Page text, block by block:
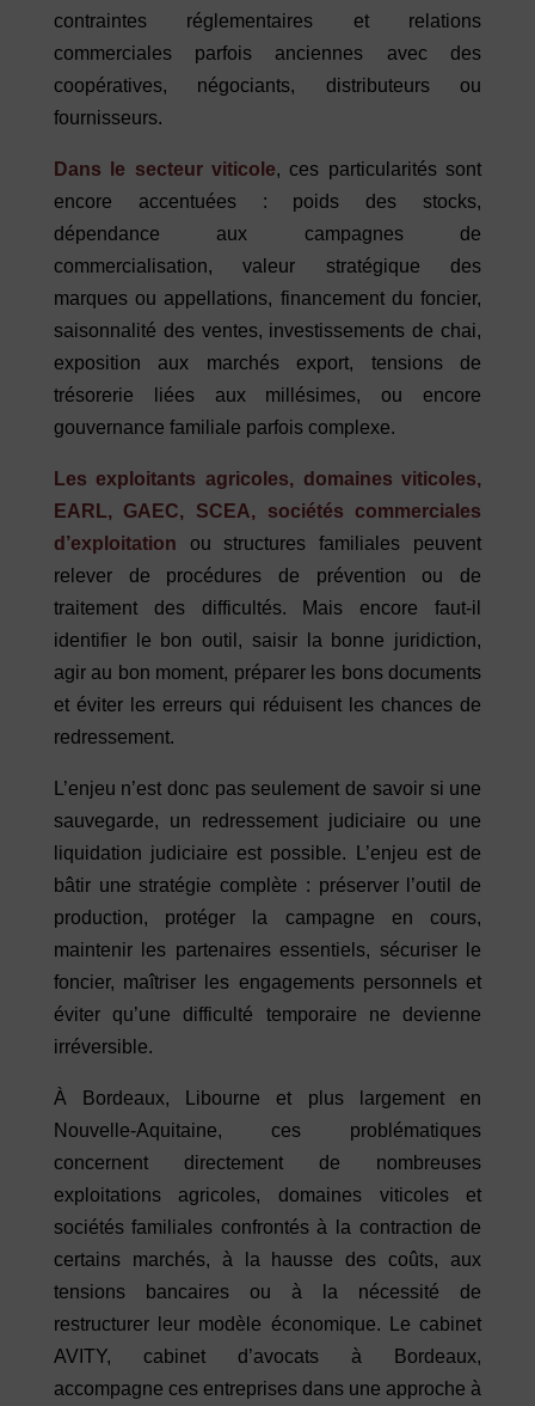
contraintes réglementaires et relations
commerciales parfois anciennes avec des
coopératives, négociants, distributeurs ou
fournisseurs.
Dans le secteur viticole, ces particularités sont
encore accentuées : poids des stocks,
dépendance aux campagnes de
commercialisation, valeur stratégique des
marques ou appellations, financement du foncier,
saisonnalité des ventes, investissements de chai,
exposition aux marchés export, tensions de
trésorerie liées aux millésimes, ou encore
gouvernance familiale parfois complexe.
Les exploitants agricoles, domaines viticoles,
EARL, GAEC, SCEA, sociétés commerciales
d’exploitation ou structures familiales peuvent
relever de procédures de prévention ou de
traitement des difficultés. Mais encore faut-il
identifier le bon outil, saisir la bonne juridiction,
agir au bon moment, préparer les bons documents
et éviter les erreurs qui réduisent les chances de
redressement.
L’enjeu n’est donc pas seulement de savoir si une
sauvegarde, un redressement judiciaire ou une
liquidation judiciaire est possible. L’enjeu est de
bâtir une stratégie complète : préserver l’outil de
production, protéger la campagne en cours,
maintenir les partenaires essentiels, sécuriser le
foncier, maîtriser les engagements personnels et
éviter qu’une difficulté temporaire ne devienne
irréversible.
À Bordeaux, Libourne et plus largement en
Nouvelle-Aquitaine, ces problématiques
concernent directement de nombreuses
exploitations agricoles, domaines viticoles et
sociétés familiales confrontés à la contraction de
certains marchés, à la hausse des coûts, aux
tensions bancaires ou à la nécessité de
restructurer leur modèle économique. Le cabinet
AVITY, cabinet d’avocats à Bordeaux,
accompagne ces entreprises dans une approche à